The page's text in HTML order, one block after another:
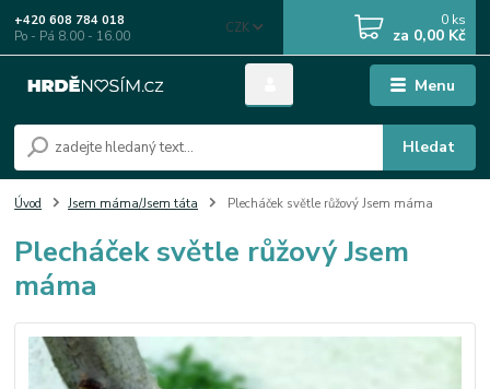
Menu
CZK
Hledat
+420 608 784 018
Po - Pá 8.00 - 16.00
0 ks
za 0,00 Kč
Úvod Jsem máma/Jsem táta Plecháček světle růžový Jsem máma
Plecháček světle růžový Jsem
máma